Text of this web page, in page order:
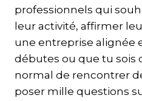
professionnels qui
leur activité, affirmer
une entreprise alignée
débutes ou que tu sois
normal de rencontrer
poser mille questions